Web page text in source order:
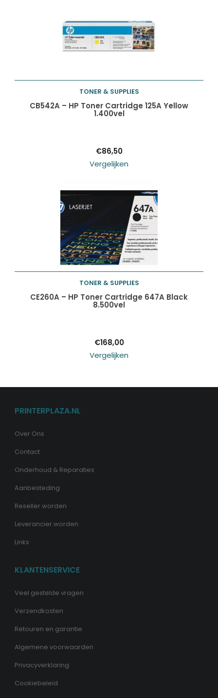
Toevoegen aan
TONER & SUPPLIES
CB542A – HP Toner Cartridge 125A Yellow
1.400vel
€86,50
Vergelijken
Toevoegen aan
TONER & SUPPLIES
CE260A – HP Toner Cartridge 647A Black
8.500vel
€168,00
Vergelijken
PRINTERPLAZA.NL
Over Ons
Contact
Onderhoud & Reparaties
Aanbesteding
Reseller worden
Leverancier worden
Links
KLANTENSERVICE
Veel gestelde vragen
Verzendkosten
Retouren en garantie
Algemene voorwaarden
Privacyverklaring
Cookiebeleid